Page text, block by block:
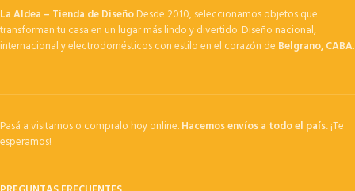
La Aldea – Tienda de DiseñoDesde 2010, seleccionamos objetos que
transforman tu casa en un lugar más lindo y divertido. Diseño nacional,
internacional y electrodomésticos con estilo en el corazón de Belgrano, CABA.
Pasá a visitarnos o compralo hoy online.Hacemos envíos a todo el país.¡Te
esperamos!